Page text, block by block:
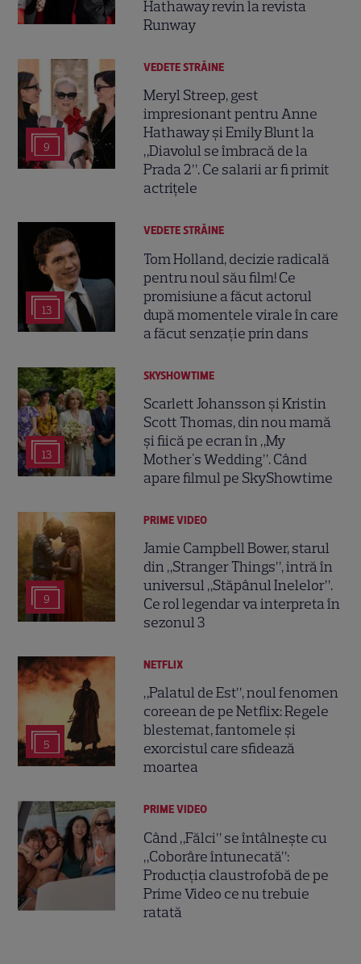
Hathaway revin la revista
Runway
9
VEDETE STRĂINE
Meryl Streep, gest
impresionant pentru Anne
Hathaway și Emily Blunt la
„Diavolul se îmbracă de la
Prada 2”. Ce salarii ar fi primit
actrițele
13
VEDETE STRĂINE
Tom Holland, decizie radicală
pentru noul său film! Ce
promisiune a făcut actorul
după momentele virale în care
a făcut senzație prin dans
13
SKYSHOWTIME
Scarlett Johansson și Kristin
Scott Thomas, din nou mamă
și fiică pe ecran în „My
Mother's Wedding”. Când
apare filmul pe SkyShowtime
9
PRIME VIDEO
Jamie Campbell Bower, starul
din „Stranger Things”, intră în
universul „Stăpânul Inelelor”.
Ce rol legendar va interpreta în
sezonul 3
5
NETFLIX
„Palatul de Est”, noul fenomen
coreean de pe Netflix: Regele
blestemat, fantomele și
exorcistul care sfidează
moartea
PRIME VIDEO
Când „Fălci” se întâlnește cu
„Coborâre întunecată”:
Producția claustrofobă de pe
Prime Video ce nu trebuie
ratată